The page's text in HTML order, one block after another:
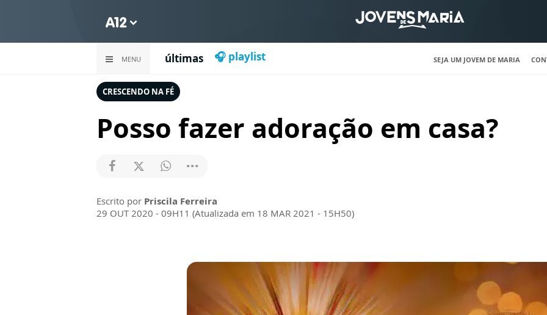
MENU últimas 🎧 playlist SEJA UM JOVEM DE MARIA
CRESCENDO NA FÉ
Posso fazer adoração em casa?
Escrito por Priscila Ferreira
29 OUT 2020 - 09H11 (Atualizada em 18 MAR 2021 - 15H50)